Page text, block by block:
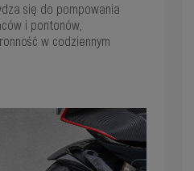
się do pompowania
i pontonów,
w codziennym